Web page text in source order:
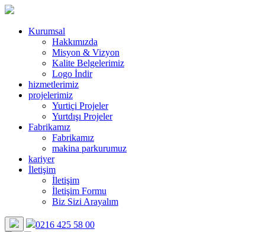
Kurumsal
Hakkımızda
Misyon & Vizyon
Kalite Belgelerimiz
Logo İndir
hizmetlerimiz
projelerimiz
Yurtiçi Projeler
Yurtdışı Projeler
Fabrikamız
Fabrikamız
makina parkurumuz
kariyer
İletişim
İletişim
İletişim Formu
Biz Sizi Arayalım
0216 425 58 00